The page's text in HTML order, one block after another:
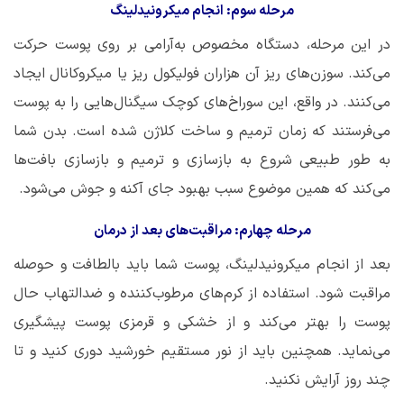
مرحله سوم: انجام میکرونیدلینگ
در این مرحله، دستگاه مخصوص به‌آرامی بر روی پوست حرکت
می‌کند. سوزن‌های ریز آن هزاران فولیکول ریز یا میکروکانال ایجاد
می‌کنند. در واقع، این سوراخ‌های کوچک سیگنال‌هایی را به پوست
می‌فرستند که زمان ترمیم و ساخت کلاژن شده است. بدن شما
به طور طبیعی شروع به بازسازی و ترمیم و بازسازی بافت‌ها
می‌کند که همین موضوع سبب بهبود جای آکنه و جوش می‌شود.
مرحله چهارم: مراقبت‌های بعد از درمان
بعد از انجام میکرونیدلینگ، پوست شما باید بالطافت و حوصله
مراقبت شود. استفاده از کرم‌های مرطوب‌کننده و ضدالتهاب حال
پوست را بهتر می‌کند و از خشکی و قرمزی پوست پیشگیری
می‌نماید. همچنین باید از نور مستقیم خورشید دوری کنید و تا
چند روز آرایش نکنید.